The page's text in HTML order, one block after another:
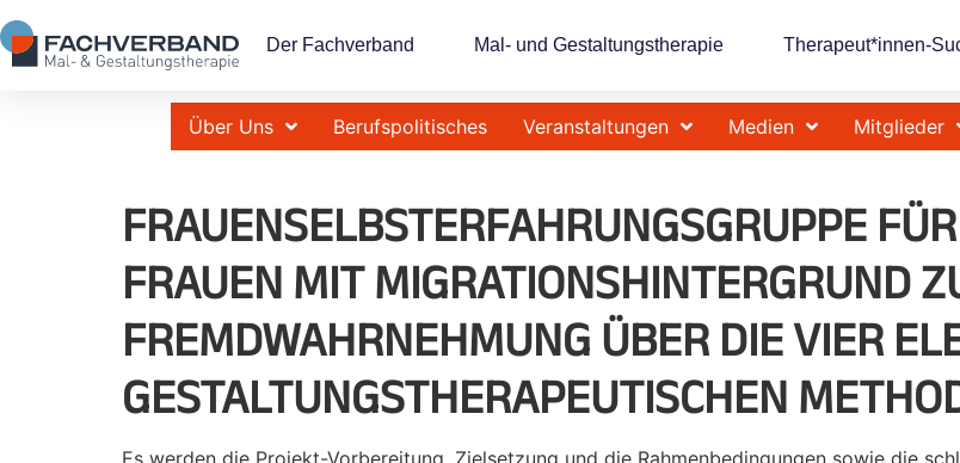
Der Fachverband Mal- und Gestaltungstherapie Therapeut*innen-
Über Uns Berufspolitisches Veranstaltungen Medien Mitglieder
FRAUENSELBSTERFAHRUNGSGRUPPE
FRAUEN MIT MIGRATIONSHINTERGRUND
FREMDWAHRNEHMUNG ÜBER DIE VIER
GESTALTUNGSTHERAPEUTISCHEN
Es werden die Projekt-Vorbereitung, Zielsetzung und die Rahmenbedingungen sowie die